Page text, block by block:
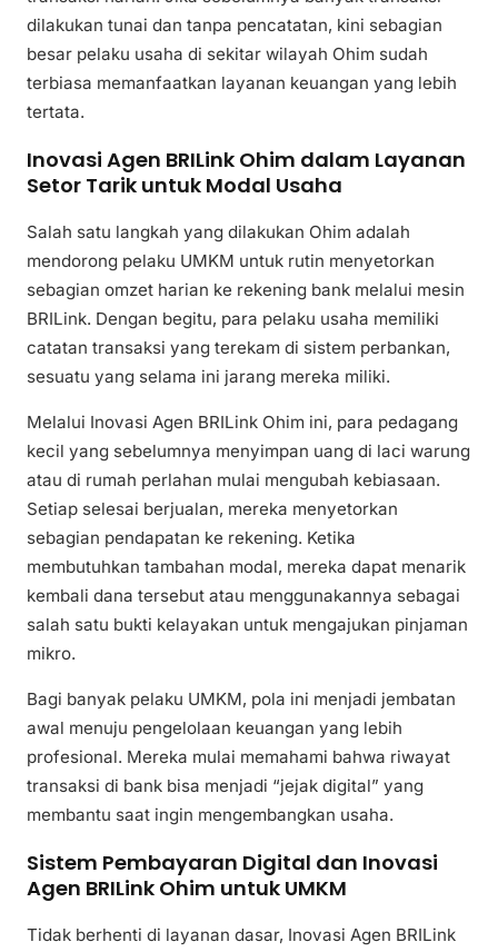
dilakukan tunai dan tanpa pencatatan, kini sebagian
besar pelaku usaha di sekitar wilayah Ohim sudah
terbiasa memanfaatkan layanan keuangan yang lebih
tertata.
Inovasi Agen BRILink Ohim dalam Layanan
Setor Tarik untuk Modal Usaha
Salah satu langkah yang dilakukan Ohim adalah
mendorong pelaku UMKM untuk rutin menyetorkan
sebagian omzet harian ke rekening bank melalui mesin
BRILink. Dengan begitu, para pelaku usaha memiliki
catatan transaksi yang terekam di sistem perbankan,
sesuatu yang selama ini jarang mereka miliki.
Melalui Inovasi Agen BRILink Ohim ini, para pedagang
kecil yang sebelumnya menyimpan uang di laci warung
atau di rumah perlahan mulai mengubah kebiasaan.
Setiap selesai berjualan, mereka menyetorkan
sebagian pendapatan ke rekening. Ketika
membutuhkan tambahan modal, mereka dapat menarik
kembali dana tersebut atau menggunakannya sebagai
salah satu bukti kelayakan untuk mengajukan pinjaman
mikro.
Bagi banyak pelaku UMKM, pola ini menjadi jembatan
awal menuju pengelolaan keuangan yang lebih
profesional. Mereka mulai memahami bahwa riwayat
transaksi di bank bisa menjadi “jejak digital” yang
membantu saat ingin mengembangkan usaha.
Sistem Pembayaran Digital dan Inovasi
Agen BRILink Ohim untuk UMKM
Tidak berhenti di layanan dasar, Inovasi Agen BRILink